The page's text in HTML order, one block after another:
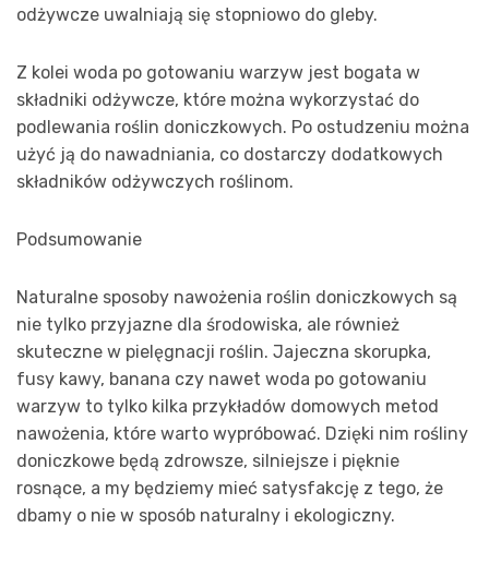
odżywcze uwalniają się stopniowo do gleby.
Z kolei woda po gotowaniu warzyw jest bogata w
składniki odżywcze, które można wykorzystać do
podlewania roślin doniczkowych. Po ostudzeniu można
użyć ją do nawadniania, co dostarczy dodatkowych
składników odżywczych roślinom.
Podsumowanie
Naturalne sposoby nawożenia roślin doniczkowych są
nie tylko przyjazne dla środowiska, ale również
skuteczne w pielęgnacji roślin. Jajeczna skorupka,
fusy kawy, banana czy nawet woda po gotowaniu
warzyw to tylko kilka przykładów domowych metod
nawożenia, które warto wypróbować. Dzięki nim rośliny
doniczkowe będą zdrowsze, silniejsze i pięknie
rosnące, a my będziemy mieć satysfakcję z tego, że
dbamy o nie w sposób naturalny i ekologiczny.